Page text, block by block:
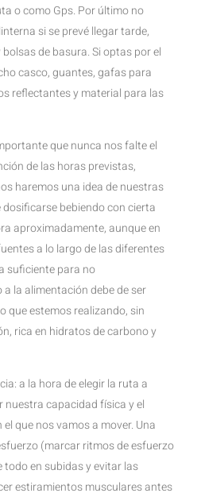
o como Gps. Por último no
si se prevé llegar tarde,
de basura. Si optas por el
casco, guantes, gafas para
reflectantes y material para las
que nunca nos falte el
de las horas previstas,
haremos una idea de nuestras
dosificarse bebiendo con cierta
aproximadamente, aunque en
a lo largo de las diferentes
suficiente para no
la alimentación debe de ser
que estemos realizando, sin
rica en hidratos de carbono y
a la hora de elegir la ruta a
nuestra capacidad física y el
que nos vamos a mover. Una
(marcar ritmos de esfuerzo
en subidas y evitar las
estiramientos musculares antes